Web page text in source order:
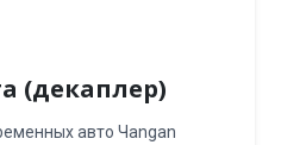
(декаплер)
авто Чangan